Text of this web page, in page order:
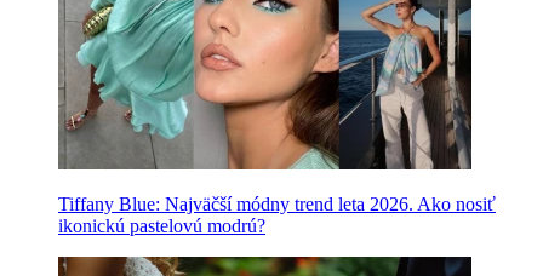
Tiffany Blue: Najväčší módny trend leta 2026. Ako nosiť
ikonickú pastelovú modrú?